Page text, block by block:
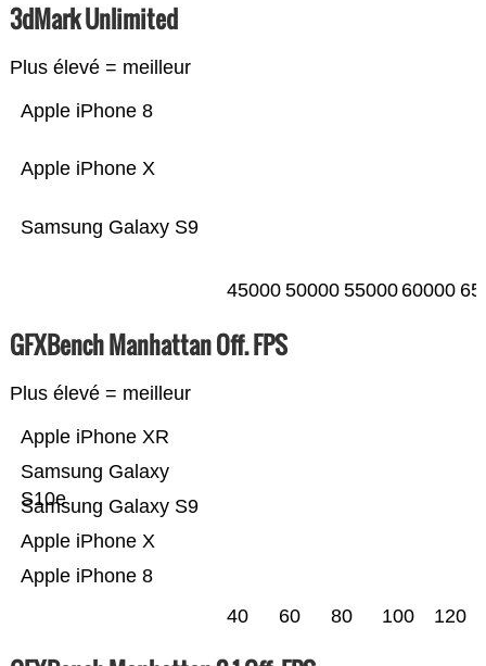
3dMark Unlimited
Plus élevé = meilleur
Samsung Galaxy S9
Apple iPhone X
Apple iPhone 8
45000 50000 55000 60000
GFXBench Manhattan Off. FPS
Plus élevé = meilleur
Apple iPhone 8
Apple iPhone X
Samsung Galaxy S9
Samsung Galaxy
S10e
Apple iPhone XR
40 60 80 100 120